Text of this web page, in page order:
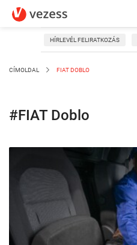
HÍRLEVÉL FELIRATKOZÁS
CÍMOLDAL FIAT DOBLO
#FIAT Doblo